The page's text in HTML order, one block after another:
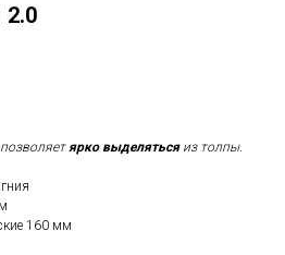
2.0
ярко выделятьсяиз толпы.
160 мм